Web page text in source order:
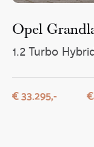
Opel
1.2 Turbo
€ 33.295,-